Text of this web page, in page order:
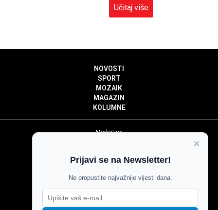
Učitaj više
NOVOSTI
SPORT
MOZAIK
MAGAZIN
KOLUMNE
Marketing
Impressum
Pravila komentiranja
Agroglas
×
Prijavi se na Newsletter!
Ne propustite najvažnije vijesti dana.